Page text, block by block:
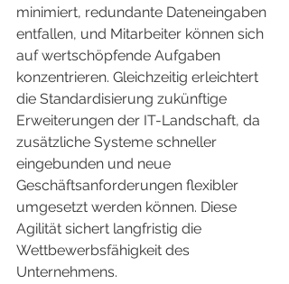
minimiert, redundante Dateneingaben
entfallen, und Mitarbeiter können sich
auf wertschöpfende Aufgaben
konzentrieren. Gleichzeitig erleichtert
die Standardisierung zukünftige
Erweiterungen der IT-Landschaft, da
zusätzliche Systeme schneller
eingebunden und neue
Geschäftsanforderungen flexibler
umgesetzt werden können. Diese
Agilität sichert langfristig die
Wettbewerbsfähigkeit des
Unternehmens.